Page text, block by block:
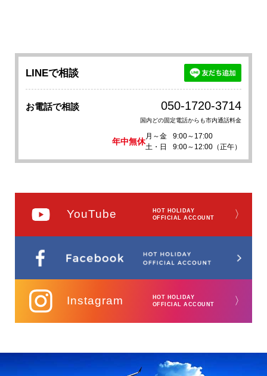
LINEで相談
お電話で相談 050-1720-3714
国内どの固定電話からも市内通話料金
年中無休
月～金
9:00～17:00
土・日
9:00～12:00（正午）
YouTube
HOT HOLIDAY
OFFICIAL ACCOUNT
〉
Instagram
HOT HOLIDAY
OFFICIAL ACCOUNT
〉